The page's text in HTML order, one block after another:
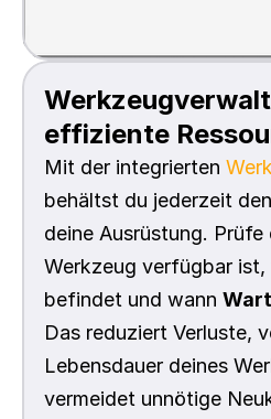
effiziente
Mit der integrierten
behältst du jederzeit
deine Ausrüstung.
Werkzeug verfügbar
befindet und wann
Das reduziert Verluste,
Lebensdauer deines
vermeidet unnötige